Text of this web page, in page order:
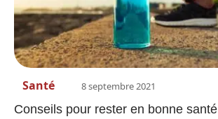
Santé 8 septembre 2021
Conseils pour rester en bonne santé